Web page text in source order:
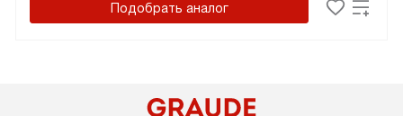
Подобрать аналог